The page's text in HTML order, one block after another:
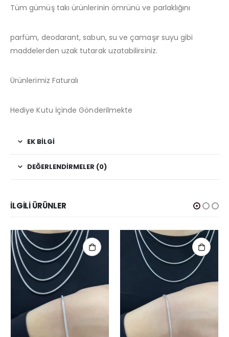
Tüm gümüş takı ürünlerinin ömrünü ve parlaklığını
parfüm, deodarant, sabun, su ve çamaşır suyu gibi
maddelerden uzak tutarak uzatabilirsiniz.
Ürünlerimiz Faturalı
Hediye Kutu İçinde Gönderilmekte
EK BILGI
DEĞERLENDIRMELER (0)
İLGILI ÜRÜNLER